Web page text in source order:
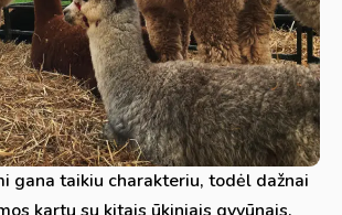
gana taikiu charakteriu, todėl dažnai